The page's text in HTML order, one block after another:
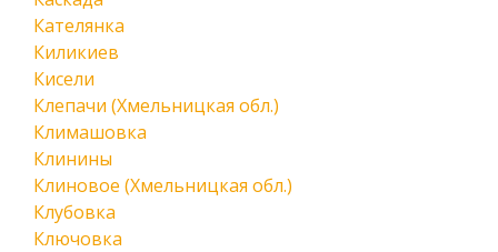
Кателянка
Киликиев
Кисели
Клепачи (Хмельницкая обл.)
Климашовка
Клинины
Клиновое (Хмельницкая обл.)
Клубовка
Ключовка